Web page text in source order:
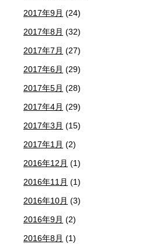
2017年9月 (24)
2017年8月 (32)
2017年7月 (27)
2017年6月 (29)
2017年5月 (28)
2017年4月 (29)
2017年3月 (15)
2017年1月 (2)
2016年12月 (1)
2016年11月 (1)
2016年10月 (3)
2016年9月 (2)
2016年8月 (1)